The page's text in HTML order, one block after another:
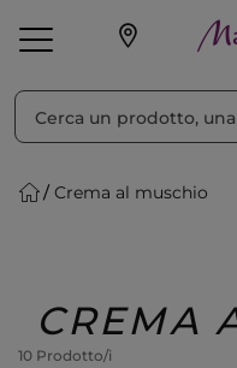
Make-up
Crema al muschio
CREMA
10 Prodotto/i
Ordina per